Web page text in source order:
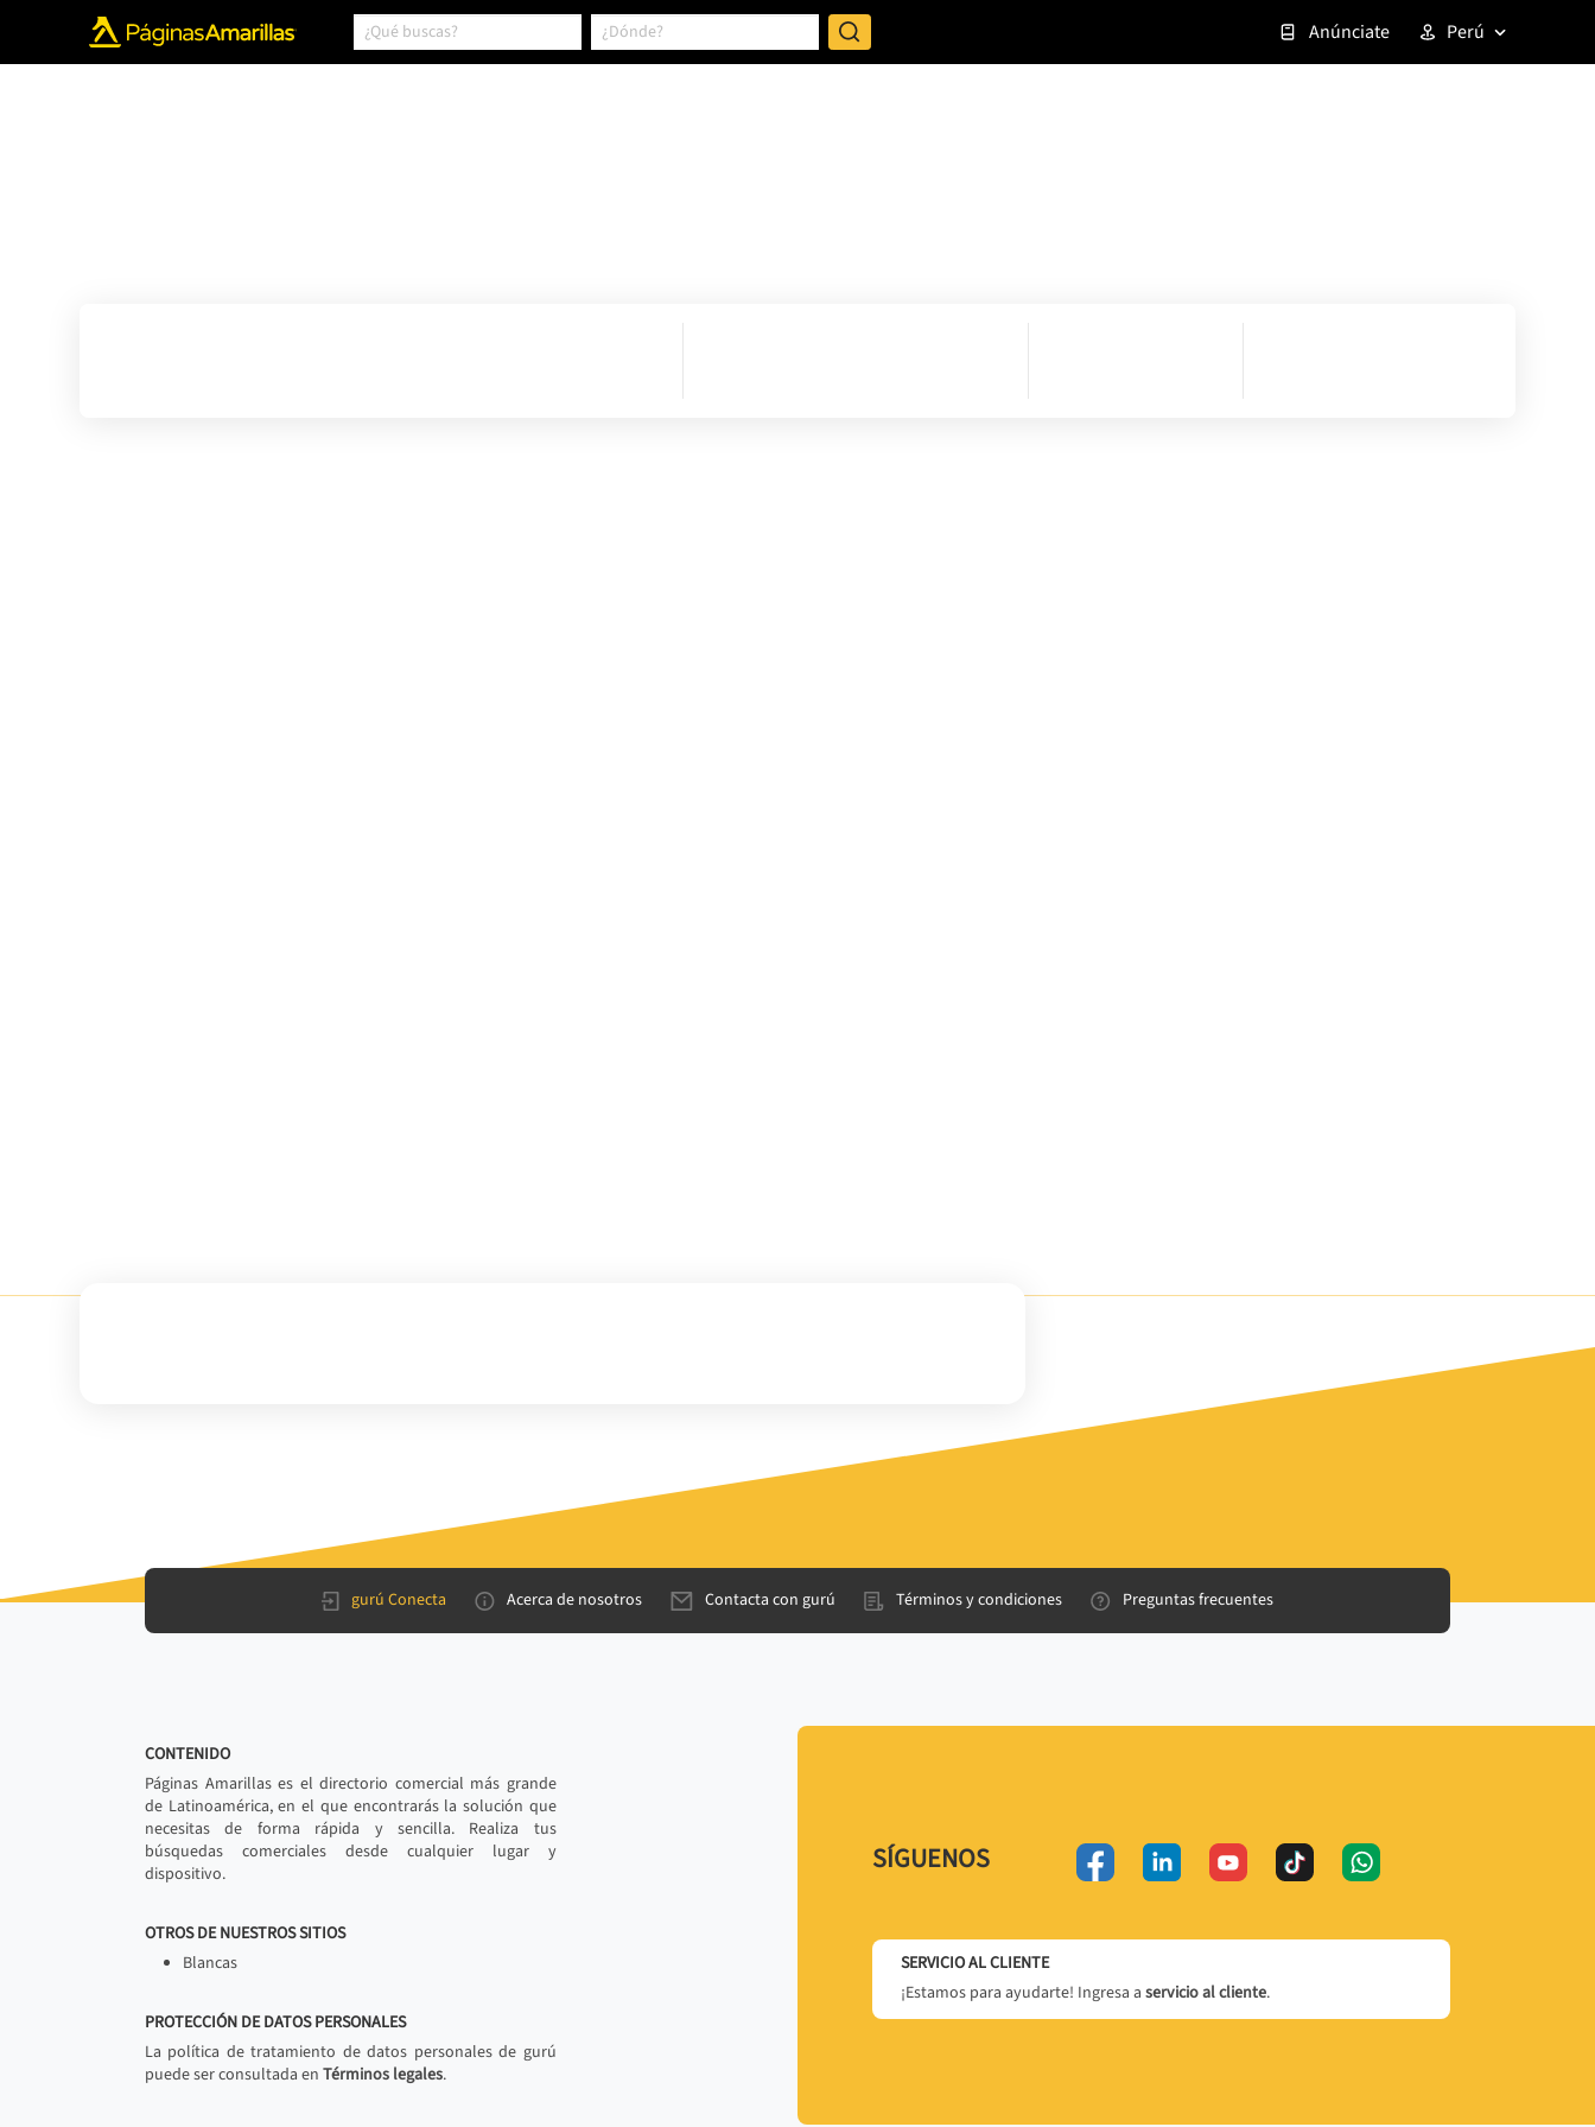
Anúnciate Perú
gurú Conecta Acerca de nosotros Contacta con gurú Términos y condiciones Preguntas frecuentes
CONTENIDO
Páginas Amarillas es el directorio comercial más grande
de Latinoamérica, en el que encontrarás la solución que
necesitas de forma rápida y sencilla. Realiza tus
búsquedas comerciales desde cualquier lugar y
dispositivo.
OTROS DE NUESTROS SITIOS
Blancas
PROTECCIÓN DE DATOS PERSONALES
La política de tratamiento de datos personales de gurú
puede ser consultada en Términos legales.
SÍGUENOS
SERVICIO AL CLIENTE
¡Estamos para ayudarte! Ingresa a servicio al cliente.